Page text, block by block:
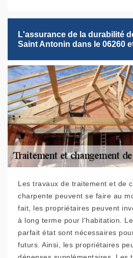
L'assurance de la durabilité
Saint Antonin dans le 06260
Les travaux de traitement et de
charpente peuvent se faire au
fait, les propriétaires peuvent
à long terme pour l'habitation.
parfait état sont nécessaires
futurs. Ainsi, les propriétaires